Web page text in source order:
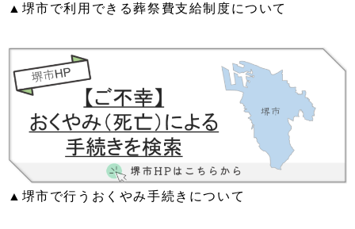
▲堺市で利用できる葬祭費支給制度について
▲堺市で行うおくやみ手続きについて